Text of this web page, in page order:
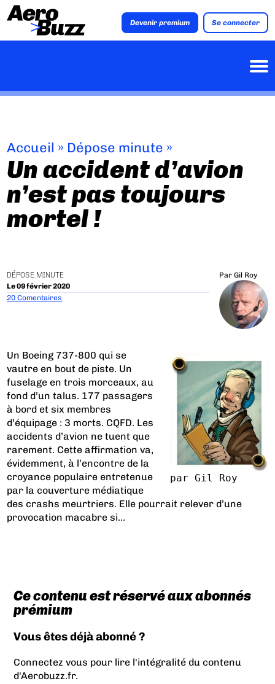
Devenir premium Se connecter
Accueil » Dépose minute »
Un accident d’avion
n’est pas toujours
mortel !
DÉPOSE MINUTE
Le 09 février 2020
Par Gil Roy
20 Comentaires
par Gil Roy
Un Boeing 737-800 qui se
vautre en bout de piste. Un
fuselage en trois morceaux, au
fond d’un talus. 177 passagers
à bord et six membres
d’équipage : 3 morts. CQFD. Les
accidents d’avion ne tuent que
rarement. Cette affirmation va,
évidemment, à l’encontre de la
croyance populaire entretenue
par la couverture médiatique
des crashs meurtriers. Elle pourrait relever d’une
provocation macabre si...
Ce contenu est réservé aux abonnés
prémium
Vous êtes déjà abonné ?
Connectez vous pour lire l'intégralité du contenu
d'Aerobuzz.fr.